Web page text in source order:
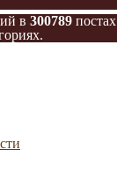
в 300789постах